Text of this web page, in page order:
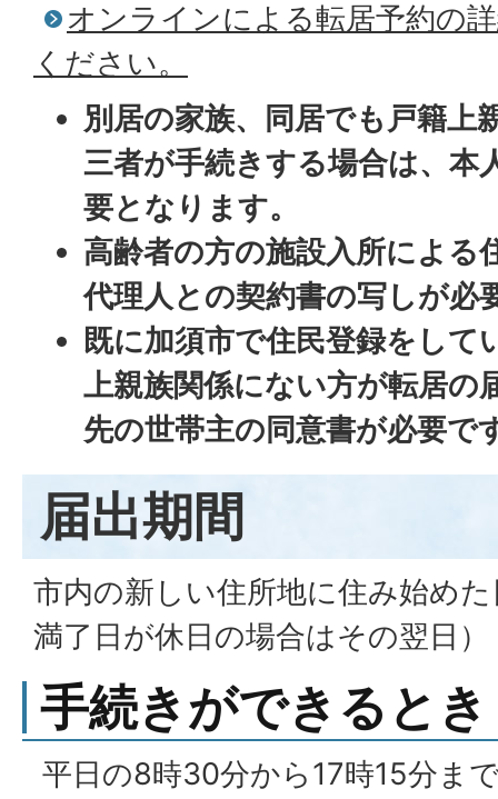
オンラインによる転居予約の
ください。
別居の家族、同居でも戸籍上
三者が手続きする場合は、本
要となります。
高齢者の方の施設入所による
代理人との契約書の写しが必
既に加須市で住民登録をして
上親族関係にない方が転居の
先の世帯主の同意書が必要で
届出期間
市内の新しい住所地に住み始め
満了日が休日の場合はその翌日）
手続きができるとき
平日の8時30分から17時15分ま